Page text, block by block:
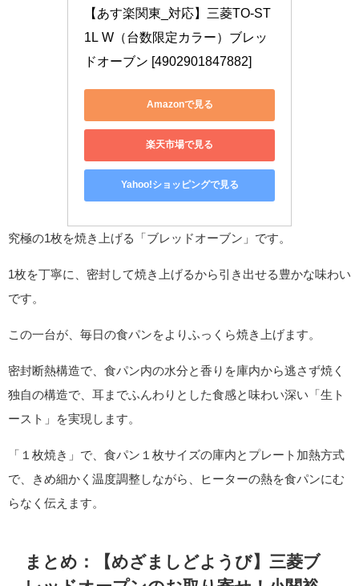
【あす楽関東_対応】三菱TO-ST
1L W（台数限定カラー）ブレッ
ドオーブン [4902901847882]
Amazonで見る
楽天市場で見る
Yahoo!ショッピングで見る
究極の1枚を焼き上げる「ブレッドオーブン」です。
1枚を丁寧に、密封して焼き上げるから引き出せる豊かな味わい
です。
この一台が、毎日の食パンをよりふっくら焼き上げます。
密封断熱構造で、食パン内の水分と香りを庫内から逃さず焼く
独自の構造で、耳までふんわりとした食感と味わい深い「生ト
ースト」を実現します。
「１枚焼き」で、食パン１枚サイズの庫内とプレート加熱方式
で、きめ細かく温度調整しながら、ヒーターの熱を食パンにむ
らなく伝えます。
まとめ：【めざましどようび】三菱ブ